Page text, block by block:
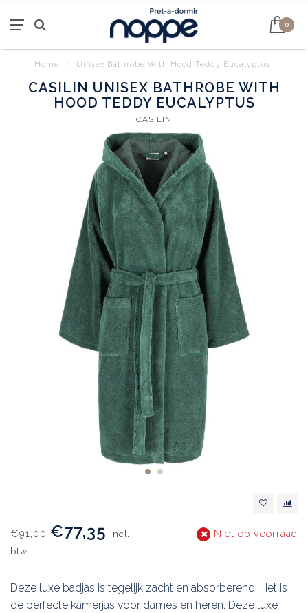
0
Home Unisex Bathrobe With Hood Teddy Eucalyptus
CASILIN UNISEX BATHROBE WITH
HOOD TEDDY EUCALYPTUS
CASILIN
€91,00 €77,35 Incl.
btw
Niet op voorraad
Deze luxe badjas is tegelijk zacht en absorberend. Het is
de perfecte kamerjas voor dames en heren. Deze luxe